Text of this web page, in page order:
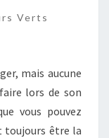
Verts
mais aucune
lors de son
vous pouvez
toujours être la